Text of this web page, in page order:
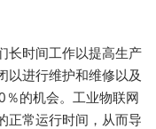
长时间工作以提高生产
以进行维护和维修以及
的机会。工业物联网
正常运行时间，从而导